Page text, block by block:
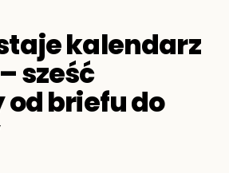
kalendarz
sześć
briefu do